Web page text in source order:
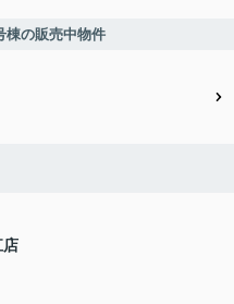
棟の販売中物件
店